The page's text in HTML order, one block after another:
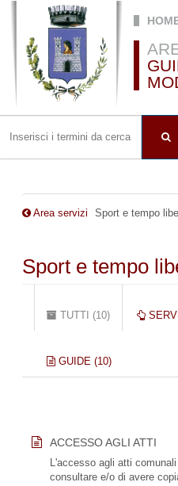
Salta al contenuto principale
Area servizi Sport e tempo
Sport e tempo
Schede primarie
TUTTI (10) (SCHEDA
ATTIVA)
GUIDE (10)
ACCESSO AGLI ATTI
L'accesso agli atti
consultare e/o di avere